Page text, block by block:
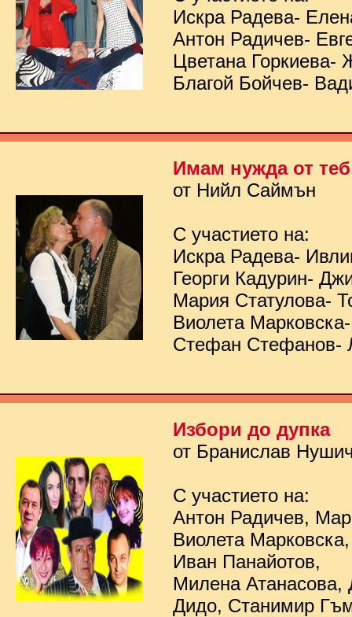
Искра Радева-
Антон Радичев-
Цветана Горкиева-
Благой Бойчев-
Имам нужда от теб
от Нийл Саймън
С участието на:
Искра Радева-
Георги Кадурин-
Мария Статулова-
Виолета
Стефан Стефанов-
Избори до дупка
от Бранислав
С участието на:
Антон Радичев,
Виолета
Иван Панайотов,
Милена Атанасова,
Дидо, Станимир